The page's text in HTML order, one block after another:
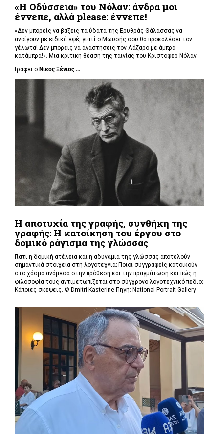
«Η Οδύσσεια» του Νόλαν: άνδρα μοι
έννεπε, αλλά please: έννεπε!
«Δεν μπορείς να βάζεις τα ύδατα της Ερυθράς Θάλασσας να
ανοίγουν με ειδικά εφέ, γιατί ο Μωϋσής σου θα προκαλέσει τον
γέλωτα! Δεν μπορείς να αναστήσεις τον Λάζαρο με άμπρα-
κατάμπρα!». Μια κριτική θέαση της ταινίας του Κρίστοφερ Νόλαν.
Γράφει ο Νίκος Ξένιος ...
Η αποτυχία της γραφής, συνθήκη της
γραφής: Η κατοίκηση του έργου στο
δομικό ράγισμα της γλώσσας
Γιατί η δομική ατέλεια και η αδυναμία της γλώσσας αποτελούν
σημαντικά στοιχεία στη λογοτεχνία; Ποιοι συγγραφείς κατοικούν
στο χάσμα ανάμεσα στην πρόθεση και την πραγμάτωση και πώς η
φιλοσοφία τους αντιμετωπίζεται στο σύγχρονο λογοτεχνικό πεδίο;
Κάποιες σκέψεις. © Dmitri Kasterine Πηγή: National Portrait Gallery